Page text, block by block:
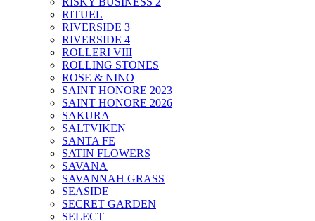
RITUEL
RIVERSIDE 3
RIVERSIDE 4
ROLLERI VIII
ROLLING STONES
ROSE & NINO
SAINT HONORE 2023
SAINT HONORE 2026
SAKURA
SALTVIKEN
SANTA FE
SATIN FLOWERS
SAVANA
SAVANNAH GRASS
SEASIDE
SECRET GARDEN
SELECT